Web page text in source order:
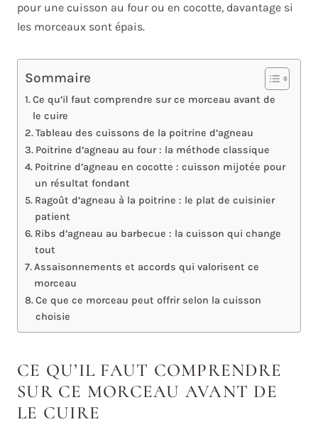
pour une cuisson au four ou en cocotte, davantage si
les morceaux sont épais.
Sommaire
Ce qu’il faut comprendre sur ce morceau avant de
le cuire
Tableau des cuissons de la poitrine d’agneau
Poitrine d’agneau au four : la méthode classique
Poitrine d’agneau en cocotte : cuisson mijotée pour
un résultat fondant
Ragoût d’agneau à la poitrine : le plat de cuisinier
patient
Ribs d’agneau au barbecue : la cuisson qui change
tout
Assaisonnements et accords qui valorisent ce
morceau
Ce que ce morceau peut offrir selon la cuisson
choisie
CE QU’IL FAUT COMPRENDRE
SUR CE MORCEAU AVANT DE
LE CUIRE